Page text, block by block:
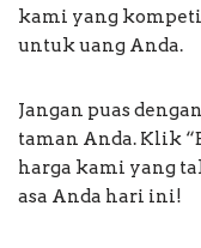
kami yang
untuk uang Anda.
Jangan puas
taman Anda. Klik
harga kami yang
asa Anda hari ini!